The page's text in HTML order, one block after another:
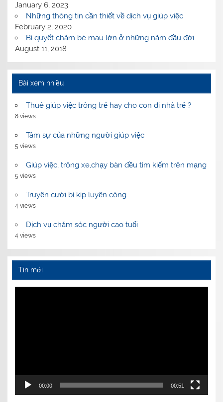
January 6, 2023
Những thông tin cần thiết về dịch vụ giúp việc
February 2, 2020
Bí quyết chăm bé mau lớn ở những năm đầu đời.
August 11, 2018
Bài xem nhiều
Thuê giúp việc trông trẻ hay cho con đi nhà trẻ ?
8 views
Tâm sự của những người giúp việc
5 views
Giúp việc, trông xe,chạy bàn đều tìm kiếm trên mạng
5 views
Truyện cười bí kíp luyện công
4 views
Dịch vụ chăm sóc người cao tuổi
4 views
Tin mới
00:00 00:51